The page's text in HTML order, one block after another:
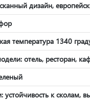
дизайн,
температура 1340
отель, ресторан,
устойчивость к сколам,